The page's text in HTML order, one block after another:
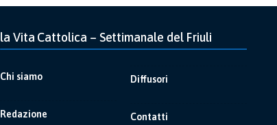
la Vita Cattolica – Settimanale del Friuli
Chi siamo
Redazione
Diffusori
Contatti